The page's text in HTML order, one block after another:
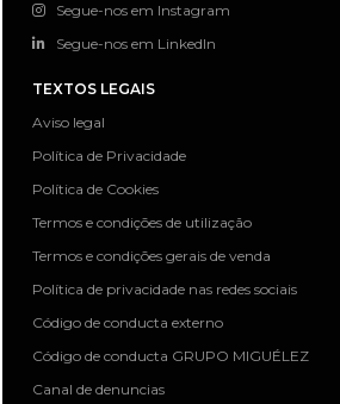
Segue-nos em Instagram
Segue-nos em LinkedIn
TEXTOS LEGAIS
Aviso legal
Política de Privacidade
Política de Cookies
Termos e condições de utilização
Termos e condições gerais de venda
Política de privacidade nas redes sociais
Código de conducta externo
Código de conducta GRUPO MIGUÉLEZ
Canal de denuncias